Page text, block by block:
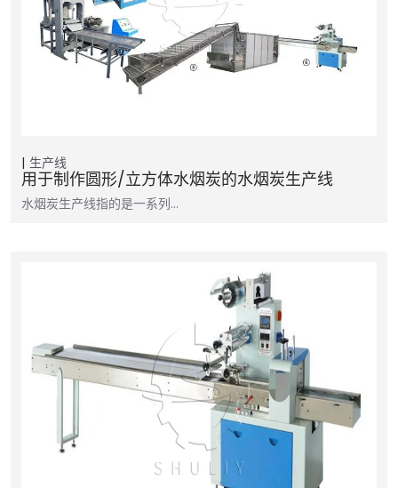
生产线
用于制作圆形/立方体水烟炭的水烟炭生产线
水烟炭生产线指的是一系列…